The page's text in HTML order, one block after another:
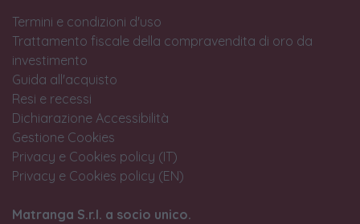
Termini e condizioni d'uso
Trattamento fiscale della compravendita di oro da
investimento
Guida all'acquisto
Resi e recessi
Dichiarazione Accessibilità
Gestione Cookies
Privacy e Cookies policy (IT)
Privacy e Cookies policy (EN)
Matranga S.r.l. a socio unico.